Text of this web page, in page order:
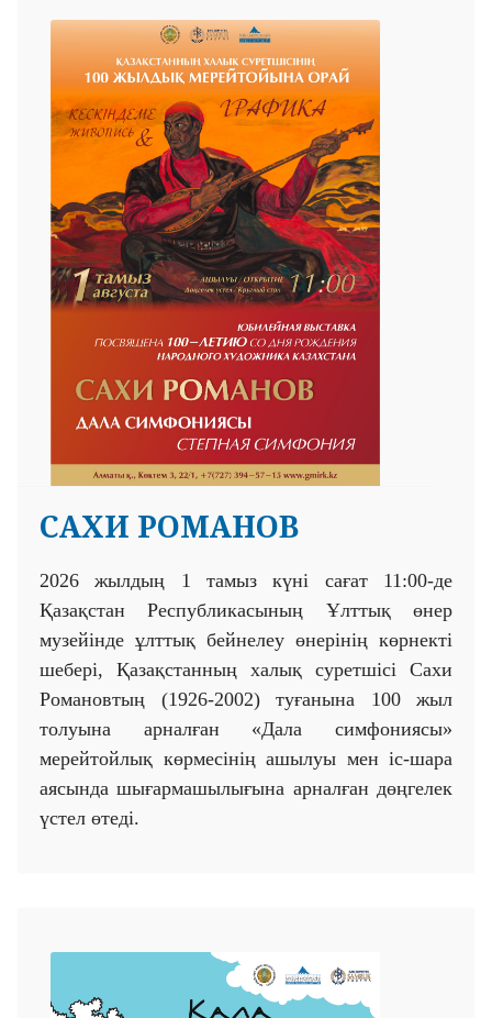
САХИ РОМАНОВ
2026 жылдың 1 тамыз күні сағат 11:00-де
Қазақстан Республикасының Ұлттық өнер
музейінде ұлттық бейнелеу өнерінің көрнекті
шебері, Қазақстанның халық суретшісі Сахи
Романовтың (1926-2002) туғанына 100 жыл
толуына арналған «Дала симфониясы»
мерейтойлық көрмесінің ашылуы мен іс-шара
аясында шығармашылығына арналған дөңгелек
үстел өтеді.